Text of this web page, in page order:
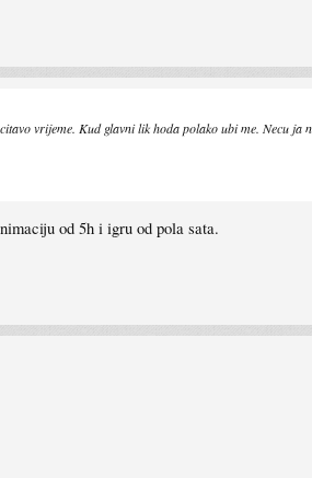
vrijeme. Kud glavni lik hoda polako ubi me. Necu ja
od 5h i igru od pola sata.